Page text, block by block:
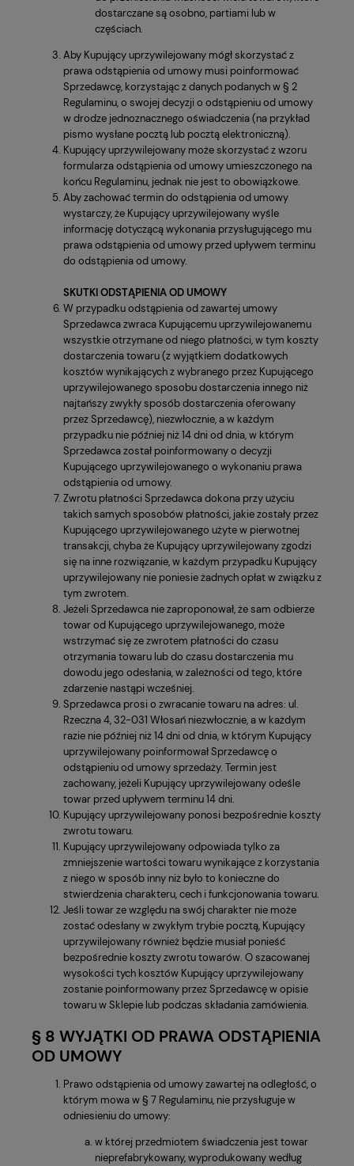
dostarczane są osobno, partiami lub w
częściach.
Aby Kupujący uprzywilejowany mógł skorzystać z
prawa odstąpienia od umowy musi poinformować
Sprzedawcę, korzystając z danych podanych w § 2
Regulaminu, o swojej decyzji o odstąpieniu od umowy
w drodze jednoznacznego oświadczenia (na przykład
pismo wysłane pocztą lub pocztą elektroniczną).
Kupujący uprzywilejowany może skorzystać z wzoru
formularza odstąpienia od umowy umieszczonego na
końcu Regulaminu, jednak nie jest to obowiązkowe.
Aby zachować termin do odstąpienia od umowy
wystarczy, że Kupujący uprzywilejowany wyśle
informację dotyczącą wykonania przysługującego mu
prawa odstąpienia od umowy przed upływem terminu
do odstąpienia od umowy.
SKUTKI ODSTĄPIENIA OD UMOWY
W przypadku odstąpienia od zawartej umowy
Sprzedawca zwraca Kupującemu uprzywilejowanemu
wszystkie otrzymane od niego płatności, w tym koszty
dostarczenia towaru (z wyjątkiem dodatkowych
kosztów wynikających z wybranego przez Kupującego
uprzywilejowanego sposobu dostarczenia innego niż
najtańszy zwykły sposób dostarczenia oferowany
przez Sprzedawcę), niezwłocznie, a w każdym
przypadku nie później niż 14 dni od dnia, w którym
Sprzedawca został poinformowany o decyzji
Kupującego uprzywilejowanego o wykonaniu prawa
odstąpienia od umowy.
Zwrotu płatności Sprzedawca dokona przy użyciu
takich samych sposobów płatności, jakie zostały przez
Kupującego uprzywilejowanego użyte w pierwotnej
transakcji, chyba że Kupujący uprzywilejowany zgodzi
się na inne rozwiązanie, w każdym przypadku Kupujący
uprzywilejowany nie poniesie żadnych opłat w związku z
tym zwrotem.
Jeżeli Sprzedawca nie zaproponował, że sam odbierze
towar od Kupującego uprzywilejowanego, może
wstrzymać się ze zwrotem płatności do czasu
otrzymania towaru lub do czasu dostarczenia mu
dowodu jego odesłania, w zależności od tego, które
zdarzenie nastąpi wcześniej.
Sprzedawca prosi o zwracanie towaru na adres: ul.
Rzeczna 4, 32-031 Włosań niezwłocznie, a w każdym
razie nie później niż 14 dni od dnia, w którym Kupujący
uprzywilejowany poinformował Sprzedawcę o
odstąpieniu od umowy sprzedaży. Termin jest
zachowany, jeżeli Kupujący uprzywilejowany odeśle
towar przed upływem terminu 14 dni.
Kupujący uprzywilejowany ponosi bezpośrednie koszty
zwrotu towaru.
Kupujący uprzywilejowany odpowiada tylko za
zmniejszenie wartości towaru wynikające z korzystania
z niego w sposób inny niż było to konieczne do
stwierdzenia charakteru, cech i funkcjonowania towaru.
Jeśli towar ze względu na swój charakter nie może
zostać odesłany w zwykłym trybie pocztą, Kupujący
uprzywilejowany również będzie musiał ponieść
bezpośrednie koszty zwrotu towarów. O szacowanej
wysokości tych kosztów Kupujący uprzywilejowany
zostanie poinformowany przez Sprzedawcę w opisie
towaru w Sklepie lub podczas składania zamówienia.
§ 8 WYJĄTKI OD PRAWA ODSTĄPIENIA
OD UMOWY
Prawo odstąpienia od umowy zawartej na odległość, o
którym mowa w § 7 Regulaminu, nie przysługuje w
odniesieniu do umowy:
w której przedmiotem świadczenia jest towar
nieprefabrykowany, wyprodukowany według